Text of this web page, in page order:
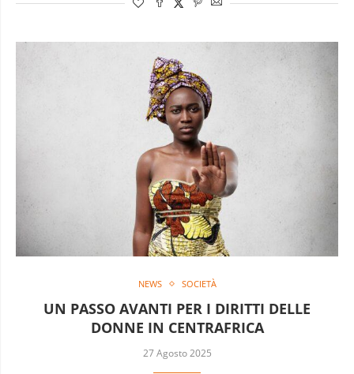
NEWS SOCIETÀ
UN PASSO AVANTI PER I DIRITTI DELLE
DONNE IN CENTRAFRICA
27 Agosto 2025